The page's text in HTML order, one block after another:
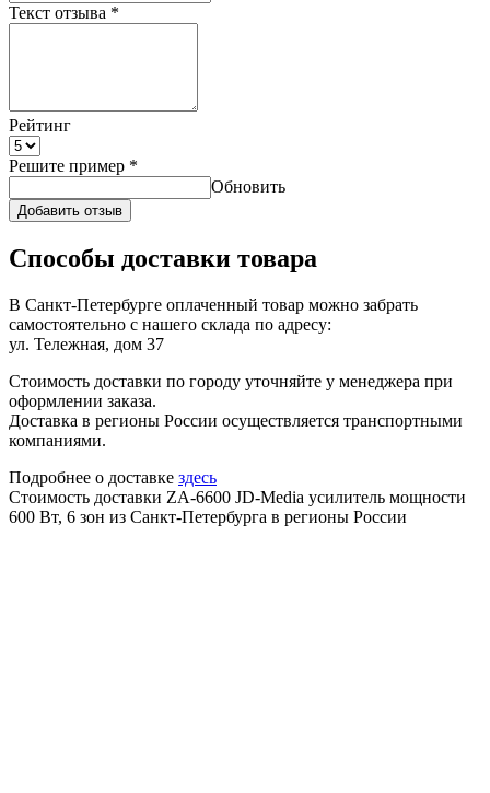
Текст отзыва *
Рейтинг
Решите пример *
Обновить
Добавить отзыв
Способы доставки товара
В Санкт-Петербурге оплаченный товар можно забрать
самостоятельно с нашего склада по адресу:
ул. Тележная, дом 37
Стоимость доставки по городу уточняйте у менеджера при
оформлении заказа.
Доставка в регионы России осуществляется транспортными
компаниями.
Подробнее о доставке здесь
Стоимость доставки ZA-6600 JD-Media усилитель мощности
600 Вт, 6 зон из Санкт-Петербурга в регионы России